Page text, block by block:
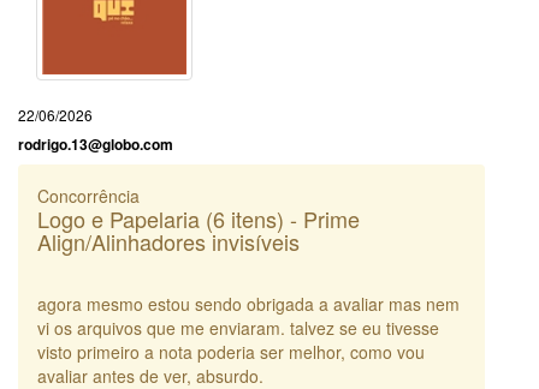
22/06/2026
rodrigo.13@globo.com
Concorrência
Logo e Papelaria (6 itens) - Prime
Align/Alinhadores invisíveis
agora mesmo estou sendo obrigada a avaliar mas nem
vi os arquivos que me enviaram. talvez se eu tivesse
visto primeiro a nota poderia ser melhor, como vou
avaliar antes de ver, absurdo.